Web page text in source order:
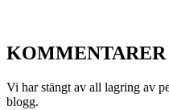
Vi har stängt av all lagring av
blogg.